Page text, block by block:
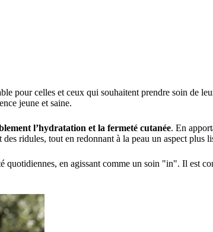
pour celles et ceux qui souhaitent prendre soin de
jeune et saine.
l’hydratation et la fermeté cutanée. En
ridules, tout en redonnant à la peau un aspect plus
quotidiennes, en agissant comme un soin "in". Il est